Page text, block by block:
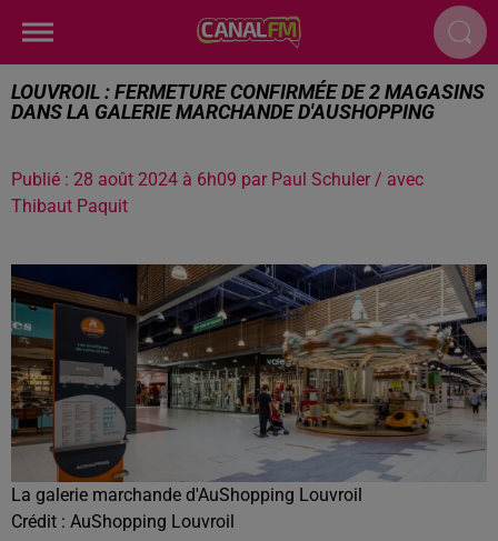
LOUVROIL : FERMETURE CONFIRMÉE DE 2 MAGASINS
DANS LA GALERIE MARCHANDE D'AUSHOPPING
Publié : 28 août 2024 à 6h09 par Paul Schuler / avec
Thibaut Paquit
La galerie marchande d'AuShopping Louvroil
Crédit : AuShopping Louvroil